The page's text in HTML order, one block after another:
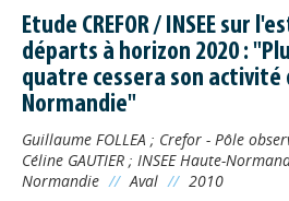
Etude CREFOR / INSEE sur
départs à horizon 2020 :
quatre cessera son activité
Normandie"
Guillaume FOLLEA ; Crefor - Pôle
Céline GAUTIER ; INSEE Haute-
Normandie // Aval // 2010